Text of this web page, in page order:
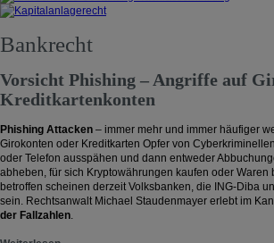
Bankrecht
Vorsicht Phishing – Angriffe auf
Kreditkartenkonten
Phishing Attacken – immer mehr und immer häufiger
Girokonten oder Kreditkarten Opfer von
oder Telefon ausspähen und dann entweder
abheben, für sich Kryptowährungen kaufen oder Waren
betroffen scheinen derzeit Volksbanken, die ING-Diba
sein. Rechtsanwalt Michael Staudenmayer erlebt im
der Fallzahlen.